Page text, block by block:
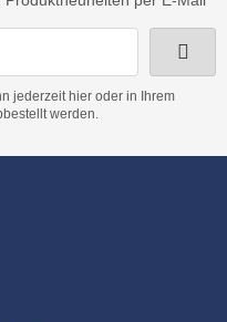
jederzeit hier oder in Ihrem
werden.